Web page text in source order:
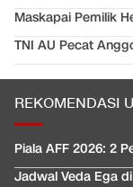
Maskapai Pemilik
TNI AU Pecat
REKOMENDASI
Piala AFF 2026: 2
Jadwal Veda Ega